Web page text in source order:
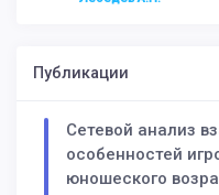
Публикации
Сетевой анализ
особенностей
юношеского